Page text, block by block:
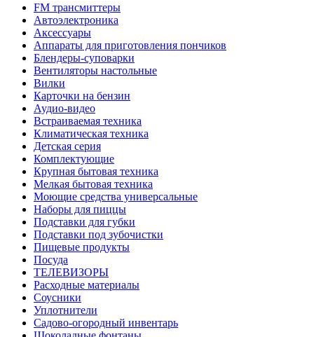
FM трансмиттеры
Автоэлектроника
Аксессуары
Аппараты для приготовления пончиков
Блендеры-суповарки
Вентиляторы настольные
Вилки
Карточки на бензин
Аудио-видео
Встраиваемая техника
Климатическая техника
Детская серия
Комплектующие
Крупная бытовая техника
Мелкая бытовая техника
Моющие средства универсальные
Наборы для пиццы
Подставки для губки
Подставки под зубочистки
Пищевые продукты
Посуда
ТЕЛЕВИЗОРЫ
Расходные материалы
Соусники
Уплотнители
Садово-огородный инвентарь